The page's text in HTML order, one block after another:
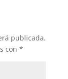
publicada.
con *